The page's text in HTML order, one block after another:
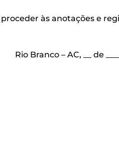
às anotações e
Rio Branco – AC, __ de